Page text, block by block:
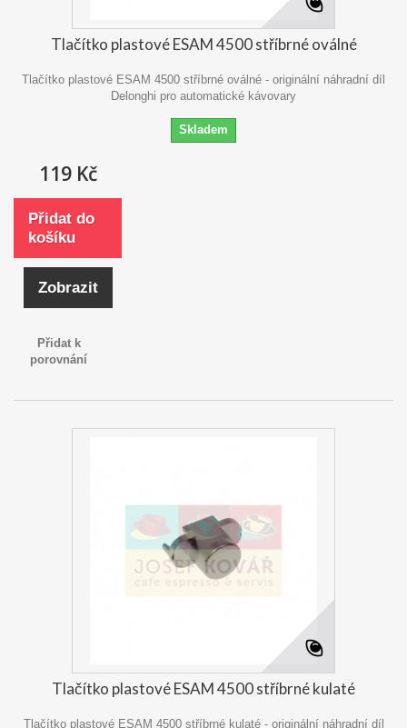
Tlačítko plastové ESAM 4500 stříbrné oválné
Tlačítko plastové ESAM 4500 stříbrné oválné - originální náhradní díl
Delonghi pro automatické kávovary
Skladem
119 Kč
Přidat do
košíku
Zobrazit
Přidat k
porovnání
Tlačítko plastové ESAM 4500 stříbrné kulaté
Tlačítko plastové ESAM 4500 stříbrné kulaté - originální náhradní díl